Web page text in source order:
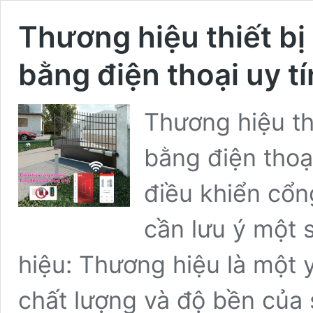
Thương hiệu thiết
bằng điện thoại uy
Thương hiệu
bằng điện
điều khiển
cần lưu ý một
hiệu: Thương hiệu là một
chất lượng và độ bền